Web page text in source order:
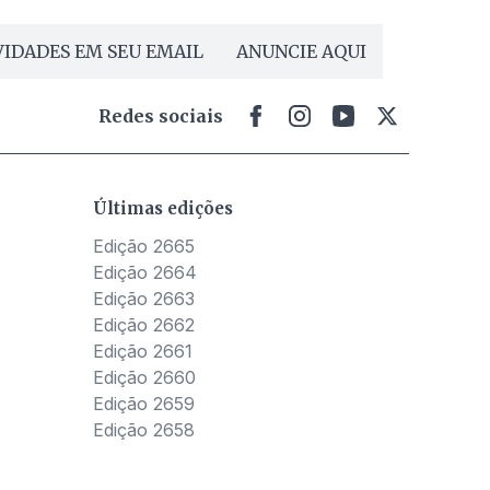
EM SEU EMAIL ANUNCIE AQUI
Redes sociais
Últimas edições
Edição 2665
Edição 2664
Edição 2663
Edição 2662
Edição 2661
Edição 2660
Edição 2659
Edição 2658